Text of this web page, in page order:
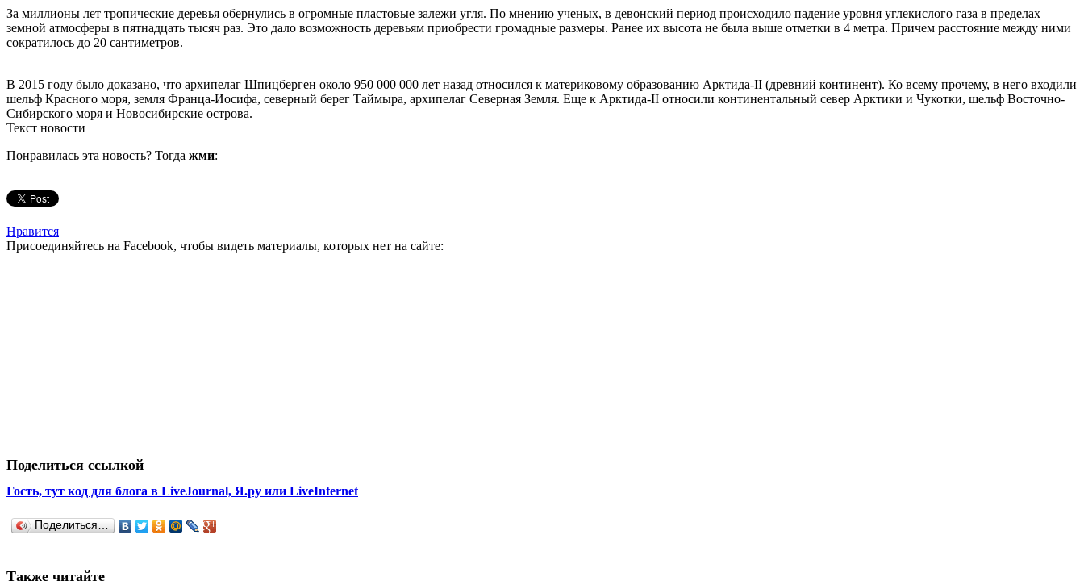
За миллионы лет тропические деревья обернулись в огромные пластовые залежи угля. По мнению ученых, в девонский период происходило падение уровня углекислого газа в пределах
земной атмосферы в пятнадцать тысяч раз. Это дало возможность деревьям приобрести громадные размеры. Ранее их высота не была выше отметки в 4 метра. Причем расстояние между ними
сократилось до 20 сантиметров.
В 2015 году было доказано, что архипелаг Шпицберген около 950 000 000 лет назад относился к материковому образованию Арктида-II (древний континент). Ко всему прочему, в него входили
шельф Красного моря, земля Франца-Иосифа, северный берег Таймыра, архипелаг Северная Земля. Еще к Арктида-II относили континентальный север Арктики и Чукотки, шельф Восточно-
Сибирского моря и Новосибирские острова.
Текст новости
Понравилась эта новость? Тогда жми:
Нравится
Присоединяйтесь на Facebook, чтобы видеть материалы, которых нет на сайте:
Поделиться ссылкой
Гость, тут код для блога в LiveJournal, Я.ру или LiveInternet
Поделиться…
Также читайте